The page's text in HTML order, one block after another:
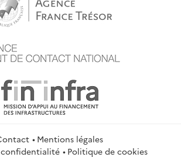
Mentions légales
Politique de cookies